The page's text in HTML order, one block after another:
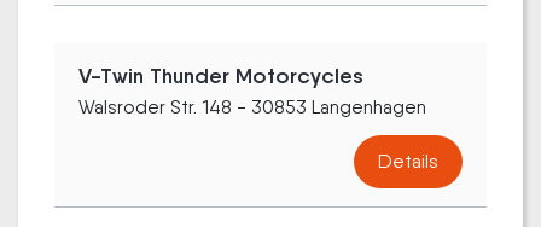
V-Twin Thunder Motorcycles
Walsroder Str. 148 - 30853 Langenhagen
Details